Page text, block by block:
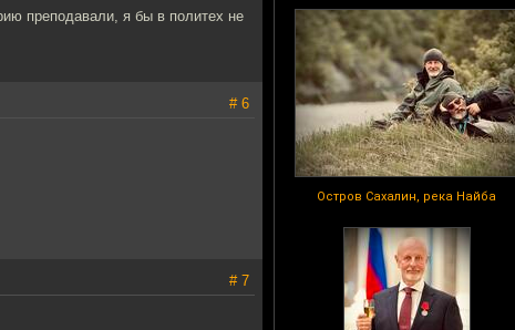
Остров Сахалин, река Найба
преподавали, я бы в политех не
# 6
# 7